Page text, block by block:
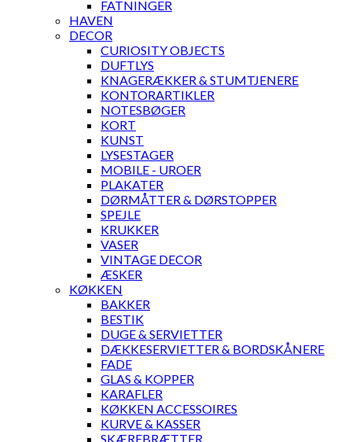
FATNINGER
HAVEN
DECOR
CURIOSITY OBJECTS
DUFTLYS
KNAGERÆKKER & STUMTJENERE
KONTORARTIKLER
NOTESBØGER
KORT
KUNST
LYSESTAGER
MOBILE - UROER
PLAKATER
DØRMÅTTER & DØRSTOPPER
SPEJLE
KRUKKER
VASER
VINTAGE DECOR
ÆSKER
KØKKEN
BAKKER
BESTIK
DUGE & SERVIETTER
DÆKKESERVIETTER & BORDSKÅNERE
FADE
GLAS & KOPPER
KARAFLER
KØKKEN ACCESSOIRES
KURVE & KASSER
SKÆREBRÆTTER